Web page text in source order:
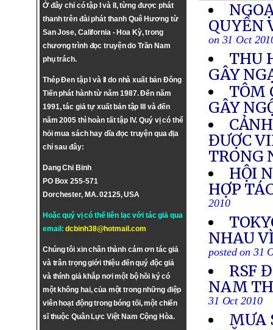
Ở đây chỉ có tập I và II, từng được phát
thanh trên đài phát thanh Quê Hương từ
San Jose, California - Hoa Kỳ, trong
chương trình đọc truyện do Trần Nam
phụ trách.
Thép Đen tập I và II do nhà xuất bản Đông
Tiến phát hành từ năm 1987. Đến năm
1991, tác giả tự xuất bản tập III và đến
năm 2005 thì hoàn tất tập IV. Quý vị có thể
hỏi mua sách hay dĩa đọc truyện qua địa
chỉ sau đây:
Dang Chi Binh
PO Box 255-571
Dorchester, MA. 02125, USA
Hoặc quý vị có thể liên lạc với tác giả qua
email:dcbinh38@hotmail.com
Chúng tôi xin chân thành cám ơn tác giả
và trân trọng giới thiệu đến quý độc giả
và thính giả khắp nơi một bộ hồi ký có
một không hai, của một trong những điệp
viên hoạt động trong bóng tối, một chiến
sĩ thuộc Quân Lực Việt Nam Cộng Hòa.
QUYỀN
on 31 Oct
THU
GÂY
TÔM
GÂY
ĐƯỢC
TRONG
HỘI
HỢP
2010
NHAU
posted on 31
RSF
NAM
31 Oct 2010
MƯA